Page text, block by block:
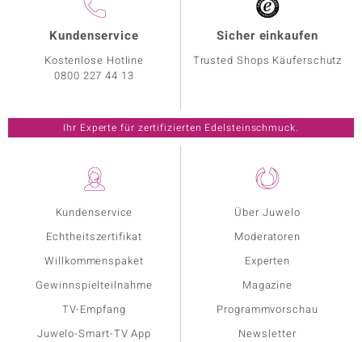
Kundenservice
Echtheitszertifikat
Willkommenspaket
Gewinnspielteilnahme
TV-Empfang
Juwelo-Smart-TV App
Über Juwelo
Moderatoren
Experten
Magazine
Programmvorschau
Newsletter
Kundenservice
Kostenlose Hotline
0800 227 44 13
Sicher einkaufen
Trusted Shops Käuferschutz
Ihr Experte für zertifizierten Edelsteinschmuck.